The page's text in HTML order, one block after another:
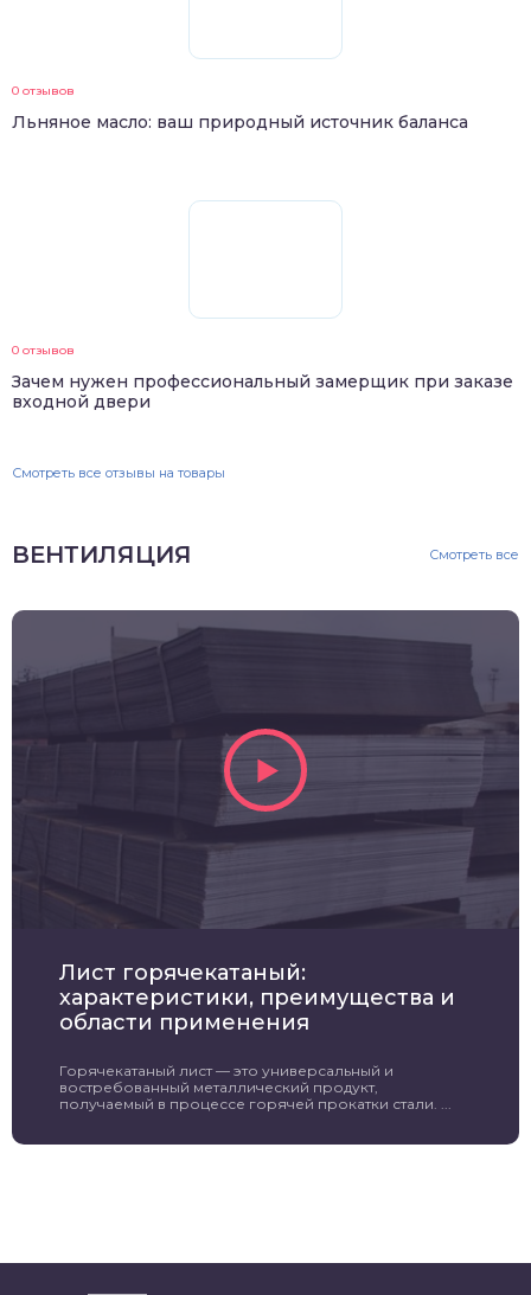
0 отзывов
Льняное масло: ваш природный источник баланса
0 отзывов
Зачем нужен профессиональный замерщик при заказе
входной двери
Смотреть все отзывы на товары
ВЕНТИЛЯЦИЯ Смотреть все
Лист горячекатаный:
характеристики, преимущества и
области применения
Горячекатаный лист — это универсальный и
востребованный металлический продукт,
получаемый в процессе горячей прокатки стали. ...